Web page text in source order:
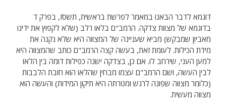
דוגמא לדבר הבאנו במאמר לפרשת בראשית, תשסז, בפרק ד
בדוגמא של מצוות צדקה. הרמב"ם בלאו רלב (שלא לקפוץ את ידינו
מאביון שמבקש) מביא שעניינה של המצווה היא שלא נקנה את
מידת הכילות. לעומת זאת, בעשה קצה הרמב"ם כותב שהמצווה היא
למען העני, שירחב לו. אם כן, בצדקה ישנה כפילות דומה בין הלאו
לבין העשה, ושם הרמב"ם עצמו מבחין שהלאו הוא חובת הלבבות
(כלומר מצווה שפונה לרגש ומטרתה היא תיקון המידות) והעשה הוא
מצווה מעשית.